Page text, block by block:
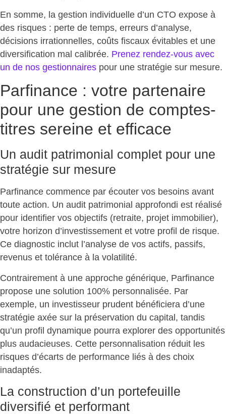
En somme, la gestion individuelle d’un CTO expose à
des risques : perte de temps, erreurs d’analyse,
décisions irrationnelles, coûts fiscaux évitables et une
diversification mal calibrée. Prenez rendez-vous avec
un de nos gestionnaires pour une stratégie sur mesure.
Parfinance : votre partenaire
pour une gestion de comptes-
titres sereine et efficace
Un audit patrimonial complet pour une
stratégie sur mesure
Parfinance commence par écouter vos besoins avant
toute action. Un audit patrimonial approfondi est réalisé
pour identifier vos objectifs (retraite, projet immobilier),
votre horizon d’investissement et votre profil de risque.
Ce diagnostic inclut l’analyse de vos actifs, passifs,
revenus et tolérance à la volatilité.
Contrairement à une approche générique, Parfinance
propose une solution 100% personnalisée. Par
exemple, un investisseur prudent bénéficiera d’une
stratégie axée sur la préservation du capital, tandis
qu’un profil dynamique pourra explorer des opportunités
plus audacieuses. Cette personnalisation réduit les
risques d’écarts de performance liés à des choix
inadaptés.
La construction d’un portefeuille
diversifié et performant